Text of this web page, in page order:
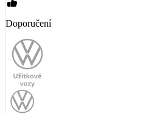
Doporučení